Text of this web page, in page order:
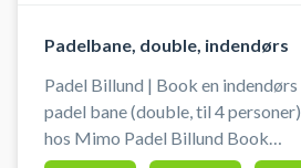
Padelbane, double, indendørs
Padel Billund | Book en indendørs
padel bane (double, til 4 personer)
hos Mimo Padel Billund Book